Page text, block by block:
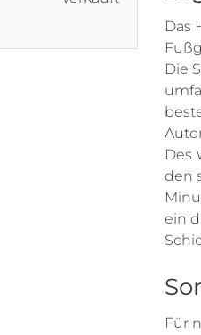
Das
Die
Des
den
ein
Für